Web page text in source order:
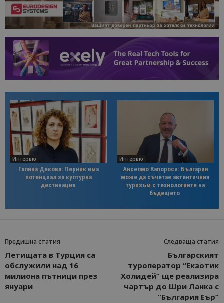
Интервю
Галина Декова: Перник има
потенциал за културна
дестинация
Интервю
Анселмо Капороси: България
може да съчетае автентичния
туризъм с технологиите на
бъдещето
Предишна статия
Летищата в Турция са
обслужили над 16
милиона пътници през
януари
Следваща статия
Българският
туроперaтор “Екзотик
Холидей” ще реализира
чартър до Шри Ланка с
“България Еър”